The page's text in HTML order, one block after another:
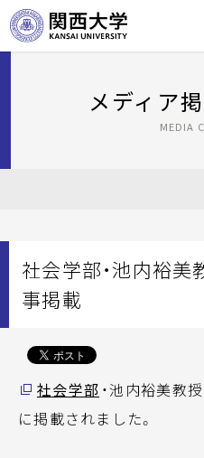
メディア
MEDIA
社会学部・池内裕
事掲載
社会学部 ・池内裕美教
に掲載されました。